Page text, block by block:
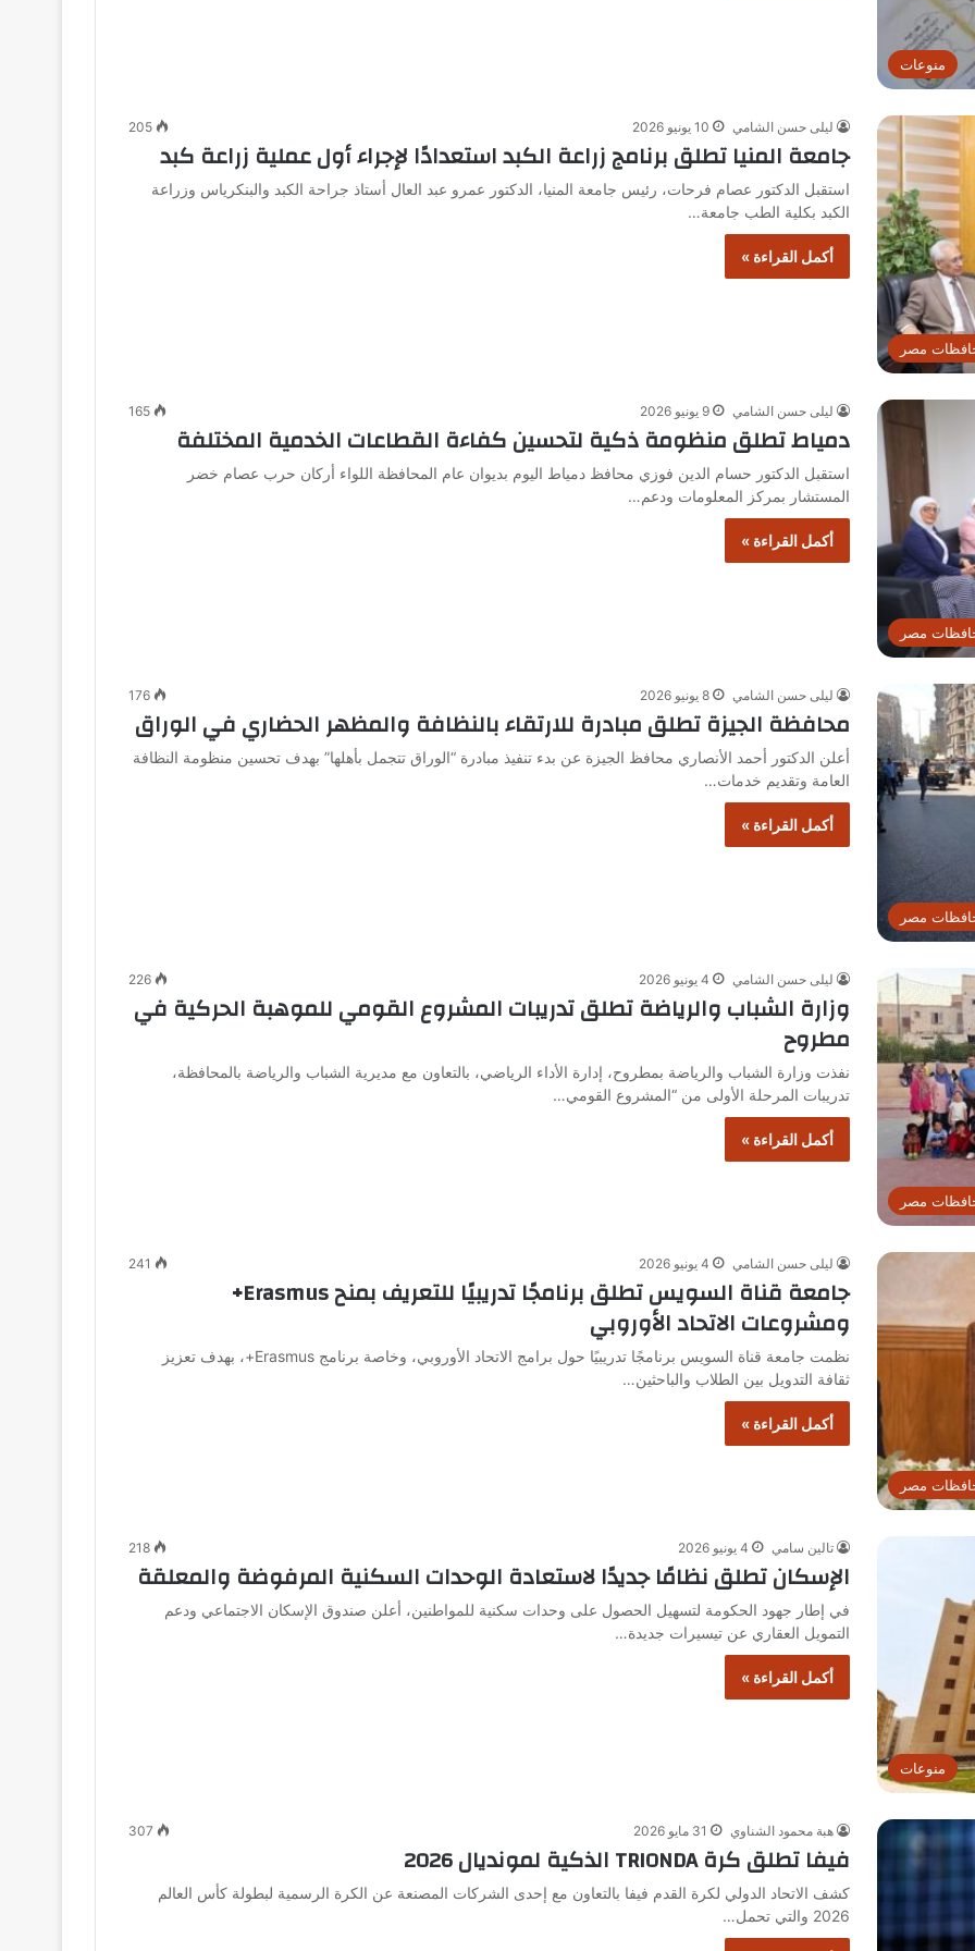
منوعات
مصر
ليلى حسن الشامي 10 يونيو 2026 205
جامعة المنيا تطلق برنامج زراعة الكبد استعدادًا لإجراء أول عملية زراعة كبد
استقبل الدكتور عصام فرحات، رئيس جامعة المنيا، الدكتور عمرو عبد العال أستاذ جراحة الكبد والبنكرياس وزراعة
الكبد بكلية الطب جامعة…
أكمل القراءة »
مصر
ليلى حسن الشامي 9 يونيو 2026 165
دمياط تطلق منظومة ذكية لتحسين كفاءة القطاعات الخدمية المختلفة
استقبل الدكتور حسام الدين فوزي محافظ دمياط اليوم بديوان عام المحافظة اللواء أركان حرب عصام خضر
المستشار بمركز المعلومات ودعم…
أكمل القراءة »
مصر
ليلى حسن الشامي 8 يونيو 2026 176
محافظة الجيزة تطلق مبادرة للارتقاء بالنظافة والمظهر الحضاري في الوراق
أعلن الدكتور أحمد الأنصاري محافظ الجيزة عن بدء تنفيذ مبادرة “الوراق تتجمل بأهلها” بهدف تحسين منظومة النظافة
العامة وتقديم خدمات…
أكمل القراءة »
مصر
ليلى حسن الشامي 4 يونيو 2026 226
وزارة الشباب والرياضة تطلق تدريبات المشروع القومي للموهبة الحركية في
مطروح
نفذت وزارة الشباب والرياضة بمطروح، إدارة الأداء الرياضي، بالتعاون مع مديرية الشباب والرياضة بالمحافظة،
تدريبات المرحلة الأولى من “المشروع القومي…
أكمل القراءة »
مصر
ليلى حسن الشامي 4 يونيو 2026 241
جامعة قناة السويس تطلق برنامجًا تدريبيًا للتعريف بمنح Erasmus+
ومشروعات الاتحاد الأوروبي
نظمت جامعة قناة السويس برنامجًا تدريبيًا حول برامج الاتحاد الأوروبي، وخاصة برنامج Erasmus+، بهدف تعزيز
ثقافة التدويل بين الطلاب والباحثين…
أكمل القراءة »
منوعات
تالين سامي 4 يونيو 2026 218
الإسكان تطلق نظامًا جديدًا لاستعادة الوحدات السكنية المرفوضة والمعلقة
في إطار جهود الحكومة لتسهيل الحصول على وحدات سكنية للمواطنين، أعلن صندوق الإسكان الاجتماعي ودعم
التمويل العقاري عن تيسيرات جديدة…
أكمل القراءة »
هبة محمود الشناوي 31 مايو 2026 307
فيفا تطلق كرة TRIONDA الذكية لمونديال 2026
كشف الاتحاد الدولي لكرة القدم فيفا بالتعاون مع إحدى الشركات المصنعة عن الكرة الرسمية لبطولة كأس العالم
2026 والتي تحمل…